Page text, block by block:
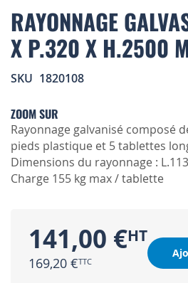
to
the
beginning
of
images
RAYONNAGE
X P.320 X H.2500
SKU 1820108
ZOOM SUR
Rayonnage galvanisé composé
pieds plastique et 5 tablettes
Dimensions du rayonnage :
Charge 155 kg max / tablette
141,00 €
169,20 €